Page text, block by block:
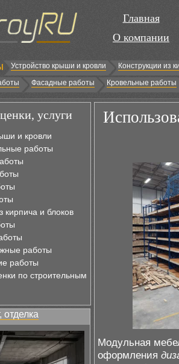
Главная
О компании
Устройство крыши и кровли
Конструкции из
Фасадные работы Кровельные работы
услуги
и кровли
работы
кирпича и блоков
работы
работы
по строительным
отделка
Модульная
оформления